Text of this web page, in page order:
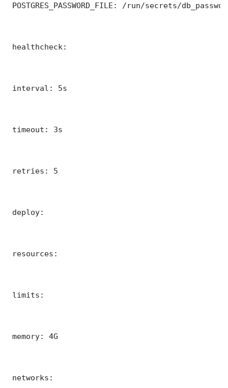
POSTGRES_PASSWORD_FILE: /run/secrets/
healthcheck:
interval: 5s
timeout: 3s
retries: 5
deploy:
resources:
limits:
memory: 4G
networks: